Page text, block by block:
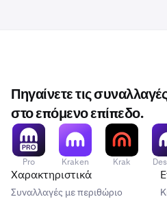
Πηγαίνετε τις
στο επόμενο επίπεδο.
Pro Kraken Krak
Χαρακτηριστικά
Συναλλαγές με περιθώριο